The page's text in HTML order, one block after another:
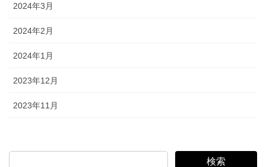
2024年3月
2024年2月
2024年1月
2023年12月
2023年11月
検索